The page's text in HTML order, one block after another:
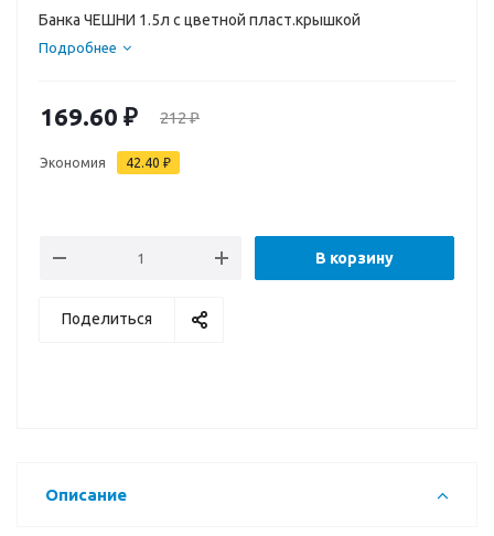
Банка ЧЕШНИ 1.5л с цветной пласт.крышкой
Подробнее
169.60 ₽ 212₽
Экономия 42.40 ₽
В корзину
Поделиться
Описание